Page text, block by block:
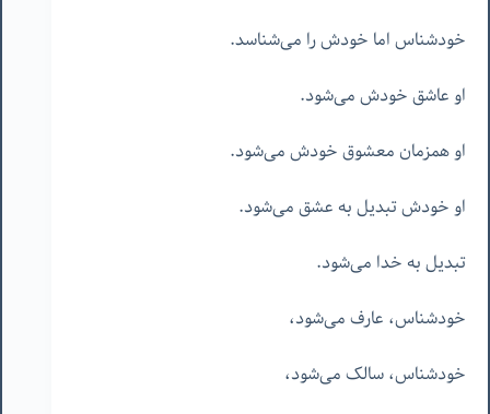
خودشناس اما خودش را می‌شناسد.
او عاشق خودش می‌شود.
او همزمان معشوق خودش می‌شود.
او خودش تبدیل به عشق می‌شود.
تبدیل به خدا می‌شود.
خودشناس، عارف می‌شود،
خودشناس، سالک می‌شود،